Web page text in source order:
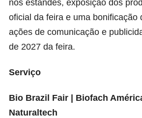
nos estandes, exposição dos
oficial da feira e uma bonificação
ações de comunicação e
de 2027 da feira.
Serviço
Bio Brazil Fair | Biofach
Naturaltech